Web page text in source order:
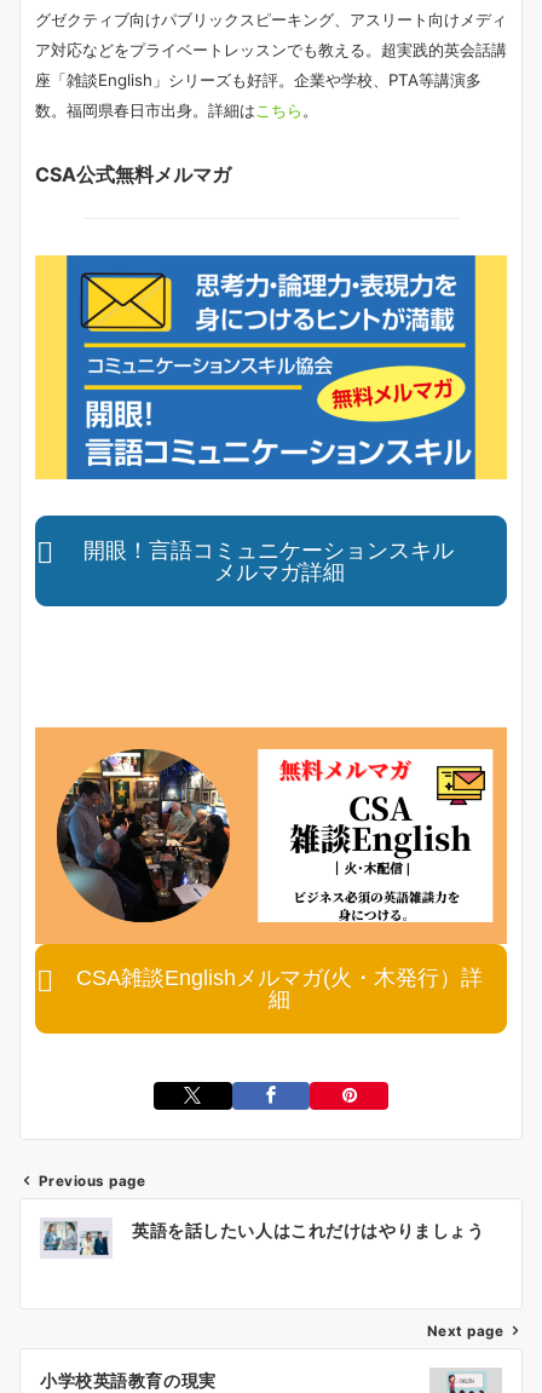
グゼクティブ向けパブリックスピーキング、アスリート向けメディ
ア対応などをプライベートレッスンでも教える。超実践的英会話講
座「雑談English」シリーズも好評。企業や学校、PTA等講演多
数。福岡県春日市出身。詳細はこちら。
CSA公式無料メルマガ
開眼！言語コミュニケーションスキル
メルマガ詳細
CSA雑談Englishメルマガ(火・木発行）詳
細
ビ
Previous page
英語を話したい人はこれだけはやりましょう
Next page
小学校英語教育の現実